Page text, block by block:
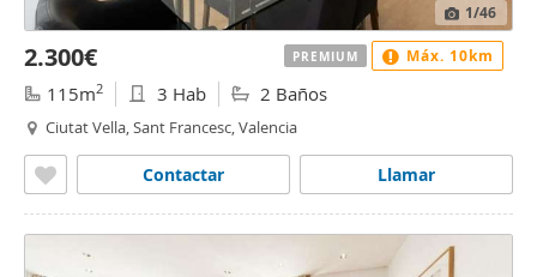
1/46
2.300€
115m2 3 Hab 2 Baños
Ciutat Vella, Sant Francesc, Valencia
Llamar
Contactar
PREMIUM Máx. 10km